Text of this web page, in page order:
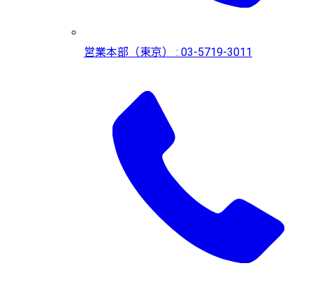
営業本部（東京） : 03-5719-3011